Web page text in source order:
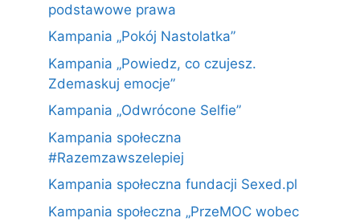
podstawowe prawa
Kampania „Pokój Nastolatka”
Kampania „Powiedz, co czujesz.
Zdemaskuj emocje”
Kampania „Odwrócone Selfie”
Kampania społeczna
#Razemzawszelepiej
Kampania społeczna fundacji Sexed.pl
Kampania społeczna „PrzeMOC wobec